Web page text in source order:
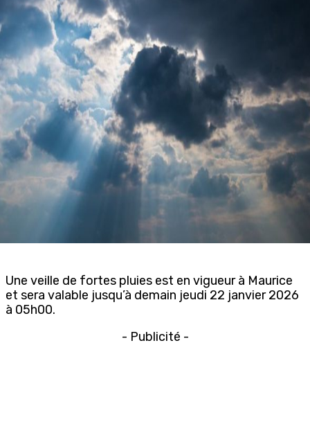
Une veille de fortes pluies est en vigueur à Maurice
et sera valable jusqu’à demain jeudi 22 janvier 2026
à 05h00.
- Publicité -